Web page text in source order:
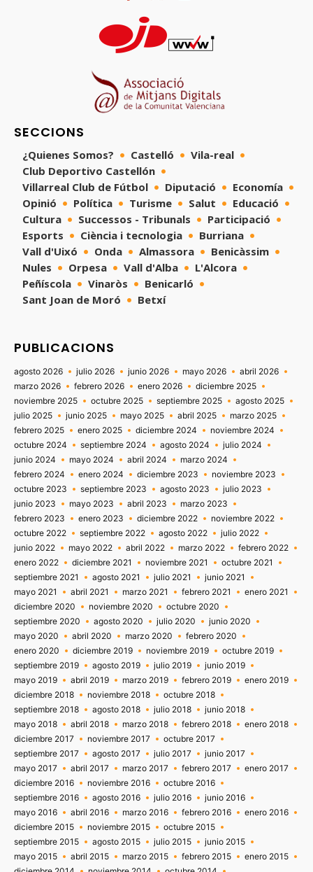
SECCIONS
¿Quienes Somos? Castelló
Vila-real
Club Deportivo Castellón
Villarreal Club de Fútbol
Diputació
Economía
Opinió
Política Turisme Salut
Educació
Cultura
Successos - Tribunals
Participació
Esports
Ciència i tecnologia
Burriana
Vall d'Uixó
Onda Almassora
Benicàssim
Nules
Orpesa Vall d'Alba
L'Alcora
Peñíscola
Vinaròs
Benicarló
Sant Joan de Moró
Betxí
PUBLICACIONS
agosto 2026 julio 2026 junio 2026 mayo 2026
abril 2026
marzo 2026
febrero 2026 enero 2026
diciembre 2025
noviembre 2025
octubre 2025 septiembre 2025
agosto 2025
julio 2025
junio 2025 mayo 2025 abril 2025
marzo 2025
febrero 2025
enero 2025 diciembre 2024
noviembre 2024
octubre 2024
septiembre 2024 agosto 2024
julio 2024
junio 2024
mayo 2024 abril 2024
marzo 2024
febrero 2024
enero 2024 diciembre 2023
noviembre 2023
octubre 2023
septiembre 2023 agosto 2023
julio 2023
junio 2023
mayo 2023 abril 2023
marzo 2023
febrero 2023
enero 2023 diciembre 2022
noviembre 2022
octubre 2022
septiembre 2022 agosto 2022
julio 2022
junio 2022
mayo 2022 abril 2022 marzo 2022
febrero 2022
enero 2022
diciembre 2021 noviembre 2021
octubre 2021
septiembre 2021
agosto 2021 julio 2021
junio 2021
mayo 2021
abril 2021 marzo 2021 febrero 2021
enero 2021
diciembre 2020
noviembre 2020
octubre 2020
septiembre 2020
agosto 2020 julio 2020
junio 2020
mayo 2020
abril 2020 marzo 2020
febrero 2020
enero 2020
diciembre 2019 noviembre 2019
octubre 2019
septiembre 2019
agosto 2019 julio 2019
junio 2019
mayo 2019
abril 2019 marzo 2019 febrero 2019
enero 2019
diciembre 2018
noviembre 2018
octubre 2018
septiembre 2018
agosto 2018 julio 2018
junio 2018
mayo 2018
abril 2018 marzo 2018 febrero 2018
enero 2018
diciembre 2017
noviembre 2017
octubre 2017
septiembre 2017
agosto 2017 julio 2017
junio 2017
mayo 2017
abril 2017 marzo 2017 febrero 2017
enero 2017
diciembre 2016
noviembre 2016
octubre 2016
septiembre 2016
agosto 2016 julio 2016
junio 2016
mayo 2016
abril 2016 marzo 2016 febrero 2016
enero 2016
diciembre 2015
noviembre 2015
octubre 2015
septiembre 2015
agosto 2015 julio 2015
junio 2015
mayo 2015
abril 2015 marzo 2015 febrero 2015
enero 2015